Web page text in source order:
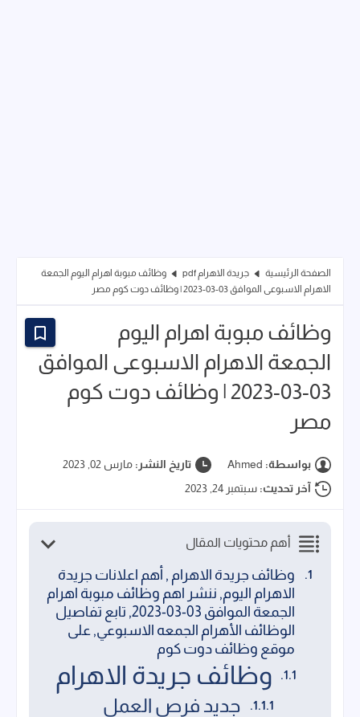
الصفحة الرئيسية جريدة الاهرام pdf
وظائف مبوبة اهرام اليوم الجمعة
الاهرام الاسبوعى الموافق 03-03-2023 | وظائف دوت كوم مصر
وظائف مبوبة اهرام اليوم
الجمعة الاهرام الاسبوعى الموافق
03-03-2023 | وظائف دوت كوم
مصر
بواسطة: Ahmed تاريخ النشر: مارس 02, 2023
آخر تحديث: سبتمبر 24, 2023
أهم محتويات المقال
وظائف جريدة الاهرام , أهم اعلانات جريدة
الاهرام اليوم, ننشر اهم وظائف مبوبة اهرام
الجمعة الموافق 03-03-2023, تابع تفاصيل
الوظائف الأهرام الجمعه الاسبوعي, على
موقع وظائف دوت كوم
وظائف جريدة الاهرام
جديد فرص العمل